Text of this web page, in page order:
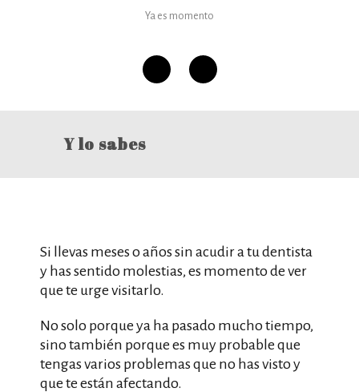
Ya es momento
Y lo sabes
Si llevas meses o años sin acudir a tu dentista
y has sentido molestias, es momento de ver
que te urge visitarlo.
No solo porque ya ha pasado mucho tiempo,
sino también porque es muy probable que
tengas varios problemas que no has visto y
que te están afectando.